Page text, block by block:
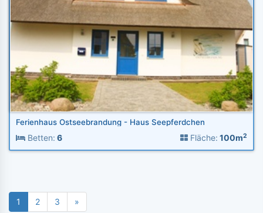
Ferienhaus Ostseebrandung - Haus Seepferdchen
Betten: 6 Fläche: 100m2
1 2 3 »